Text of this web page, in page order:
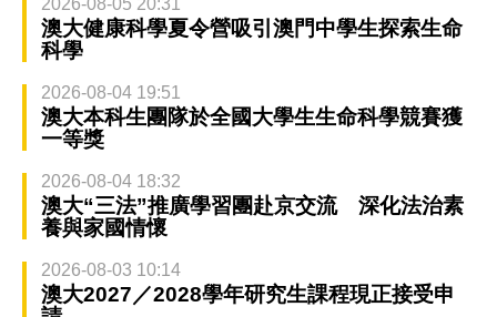
澳大健康科學夏令營吸引澳門中學生探索生命
科學
2026-08-04 19:51
澳大本科生團隊於全國大學生生命科學競賽獲
一等獎
2026-08-04 18:32
澳大“三法”推廣學習團赴京交流 深化法治素
養與家國情懷
2026-08-03 10:14
澳大2027／2028學年研究生課程現正接受申